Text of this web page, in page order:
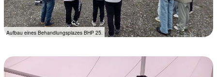
Aufbau eines Behandlungsplazes BHP 25.